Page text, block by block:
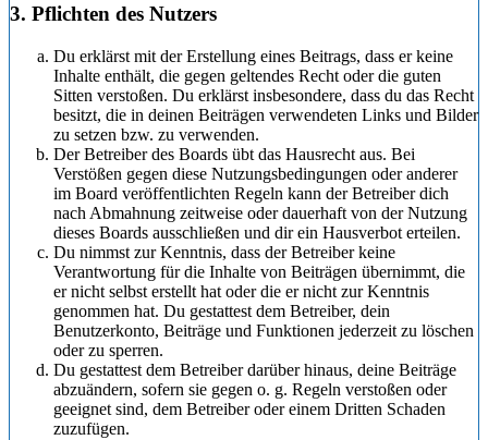
3. Pflichten des Nutzers
Du erklärst mit der Erstellung eines Beitrags, dass er keine
Inhalte enthält, die gegen geltendes Recht oder die guten
Sitten verstoßen. Du erklärst insbesondere, dass du das Recht
besitzt, die in deinen Beiträgen verwendeten Links und Bilder
zu setzen bzw. zu verwenden.
Der Betreiber des Boards übt das Hausrecht aus. Bei
Verstößen gegen diese Nutzungsbedingungen oder anderer
im Board veröffentlichten Regeln kann der Betreiber dich
nach Abmahnung zeitweise oder dauerhaft von der Nutzung
dieses Boards ausschließen und dir ein Hausverbot erteilen.
Du nimmst zur Kenntnis, dass der Betreiber keine
Verantwortung für die Inhalte von Beiträgen übernimmt, die
er nicht selbst erstellt hat oder die er nicht zur Kenntnis
genommen hat. Du gestattest dem Betreiber, dein
Benutzerkonto, Beiträge und Funktionen jederzeit zu löschen
oder zu sperren.
Du gestattest dem Betreiber darüber hinaus, deine Beiträge
abzuändern, sofern sie gegen o. g. Regeln verstoßen oder
geeignet sind, dem Betreiber oder einem Dritten Schaden
zuzufügen.